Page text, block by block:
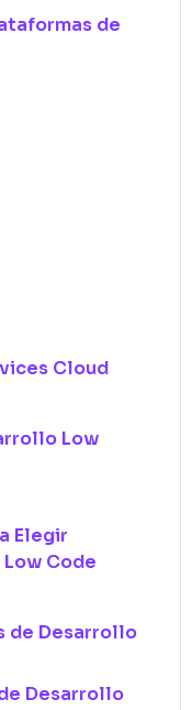
de
Cloud
Low
Elegir
Code
de Desarrollo
Desarrollo